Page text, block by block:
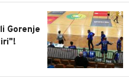
3
Gorenje